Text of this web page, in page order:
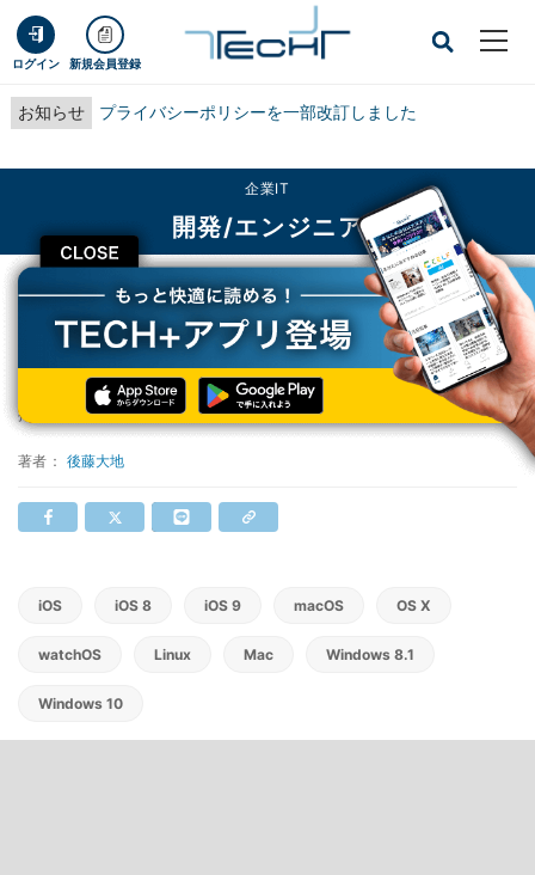
ログイン 新規会員登録
お知らせ プライバシーポリシーを一部改訂しました
CLOSE
企業IT
開発/エンジニア
TECH+ 企業IT 開発/エンジニア Ubuntuシェア増加 - 9月OSシェア
Ubuntuシェア増加 - 9月OSシェア
掲載日 2018/10/03 09:18
著者： 後藤大地
iOS iOS 8 iOS 9 macOS OS X
watchOS Linux Mac Windows 8.1
Windows 10